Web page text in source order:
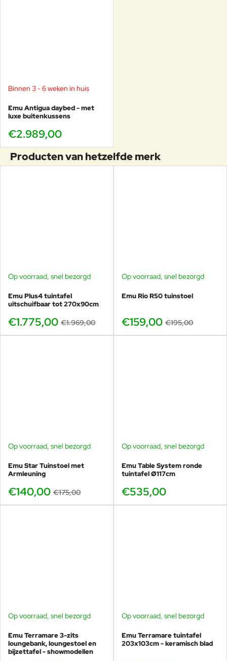
Binnen 3 - 6 weken in huis
Emu Antigua daybed - met
luxe buitenkussens
€2.989,00
Producten van hetzelfde merk
-10%
Op voorraad, snel bezorgd
Emu Plus4 tuintafel
uitschuifbaar tot 270x90cm
€1.775,00 €1.969,00
-18%
Op voorraad, snel bezorgd
Emu Rio R50 tuinstoel
€159,00 €195,00
-20%
Op voorraad, snel bezorgd
Emu Star Tuinstoel met
Armleuning
€140,00 €175,00
Op voorraad, snel bezorgd
Emu Table System ronde
tuintafel Ø117cm
€535,00
BUNDELKORTING
-40%
Op voorraad, snel bezorgd
Emu Terramare 3-zits
loungebank, loungestoel en
bijzettafel - showmodellen
Op voorraad, snel bezorgd
Emu Terramare tuintafel
203x103cm - keramisch blad